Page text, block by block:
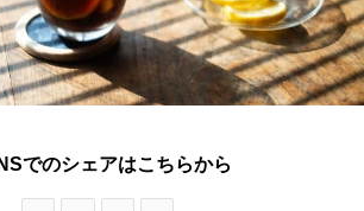
でのシェアはこちらから